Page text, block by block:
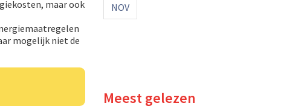
maar ook
mogelijk niet de
NOV
Meest gelezen